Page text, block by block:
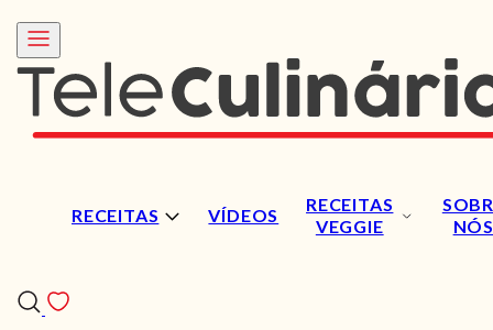
RECEITAS VÍDEOS
RECEITAS
VEGGIE
NÓS